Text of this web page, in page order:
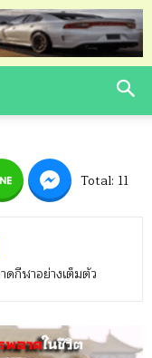
Total: 11
ดกีฬาอย่างเต็มตัว